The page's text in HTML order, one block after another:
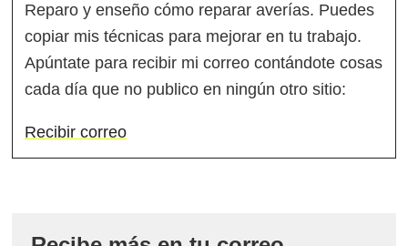
Reparo y enseño cómo reparar averías. Puedes
copiar mis técnicas para mejorar en tu trabajo.
Apúntate para recibir mi correo contándote cosas
cada día que no publico en ningún otro sitio:
Recibir correo